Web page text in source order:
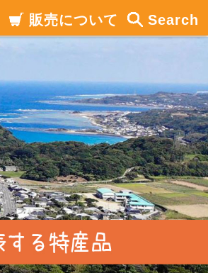
Search
販売について